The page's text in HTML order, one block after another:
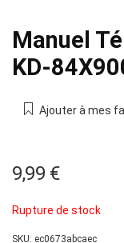
Manuel
KD-
Ajouter à mes
9,99 €
Rupture de stock
SKU: ec0673abcaec